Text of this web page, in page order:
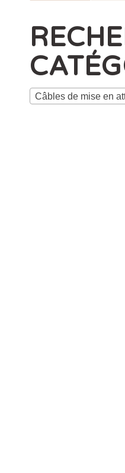
Câbles de mise en